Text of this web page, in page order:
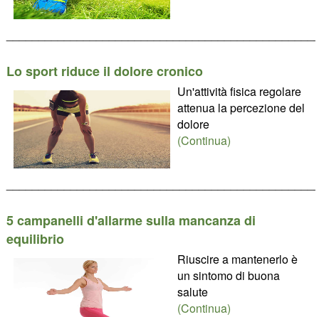
Lo sport riduce il dolore cronico
Un'attività fisica regolare
attenua la percezione del
dolore
(Continua)
5 campanelli d'allarme sulla mancanza di
equilibrio
Riuscire a mantenerlo è
un sintomo di buona
salute
(Continua)